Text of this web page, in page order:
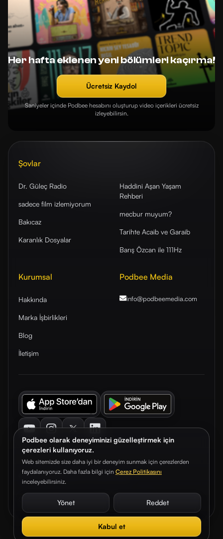
Podbee olarak deneyiminizi güzelleştirmek için
çerezleri kullanıyoruz.
Web sitemizde size daha iyi bir deneyim sunmak için çerezlerden
faydalanıyoruz. Daha fazla bilgi için Çerez Politikasını
inceleyebilirsiniz.
Yönet Reddet
Kabul et
Her hafta eklenen yeni bölümleri kaçırma!
Ücretsiz Kaydol
Saniyeler içinde Podbee hesabını oluşturup video içerikleri ücretsiz
izleyebilirsin.
Şovlar
Dr. Güleç Radio
sadece film izlemiyorum
Bakıcaz
Karanlık Dosyalar
Haddini Aşan Yaşam
Rehberi
mecbur muyum?
Tarihte Acaib ve Garaib
Barış Özcan ile 111Hz
Kurumsal
Hakkında
Marka İşbirlikleri
Blog
İletişim
Podbee Media
info@podbeemedia.com
© 2026. Podbee Media. Tüm hakları saklıdır.
Çerez TercihleriAydınlatma Metni Gizlilik Sözleşmesi